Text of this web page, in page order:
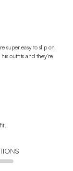
super easy to slip on
outfits and they're